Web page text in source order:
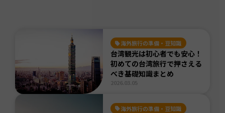
海外旅行の準備・豆知識
台湾観光は初心者でも安心！
初めての台湾旅行で押さえる
べき基礎知識まとめ
海外旅行の準備・豆知識